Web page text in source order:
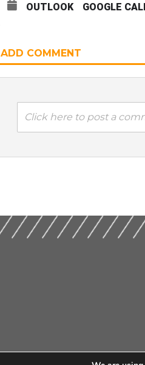
OUTLOOK GOOGLE
ADD COMMENT
Click here to post a